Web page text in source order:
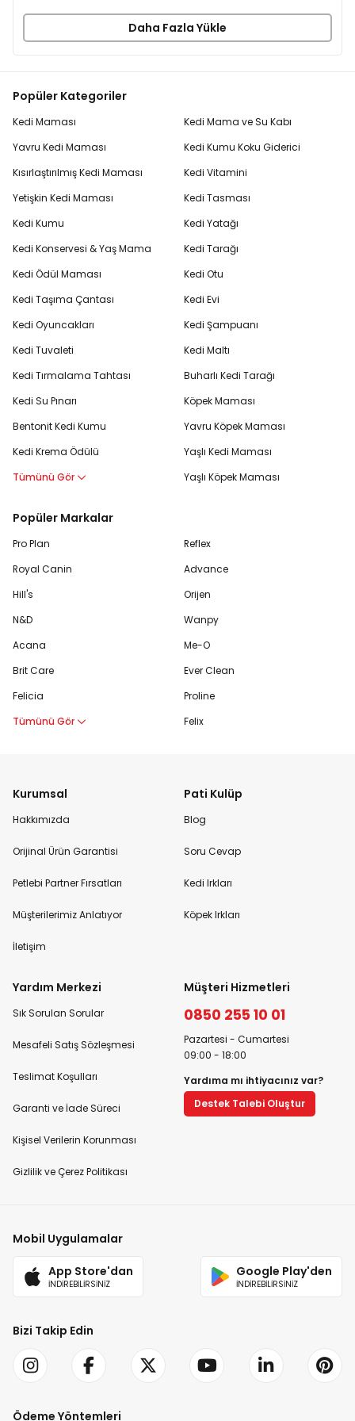
Daha Fazla Yükle
Popüler Kategoriler
Kedi Maması
Yavru Kedi Maması
Kısırlaştırılmış Kedi Maması
Yetişkin Kedi Maması
Kedi Kumu
Kedi Konservesi & Yaş Mama
Kedi Ödül Maması
Kedi Taşıma Çantası
Kedi Oyuncakları
Kedi Tuvaleti
Kedi Tırmalama Tahtası
Kedi Su Pınarı
Bentonit Kedi Kumu
Kedi Krema Ödülü
Tümünü Gör
Kedi Mama ve Su Kabı
Kedi Kumu Koku Giderici
Kedi Vitamini
Kedi Tasması
Kedi Yatağı
Kedi Tarağı
Kedi Otu
Kedi Evi
Kedi Şampuanı
Kedi Maltı
Buharlı Kedi Tarağı
Köpek Maması
Yavru Köpek Maması
Yaşlı Kedi Maması
Yaşlı Köpek Maması
Popüler Markalar
Pro Plan
Royal Canin
Hill's
N&D
Acana
Brit Care
Felicia
Tümünü Gör
Reflex
Advance
Orijen
Wanpy
Me-O
Ever Clean
Proline
Felix
Kurumsal
Hakkımızda
Orijinal Ürün Garantisi
Petlebi Partner Fırsatları
Müşterilerimiz Anlatıyor
İletişim
Pati Kulüp
Blog
Soru Cevap
Kedi Irkları
Köpek Irkları
Yardım Merkezi
Sık Sorulan Sorular
Mesafeli Satış Sözleşmesi
Teslimat Koşulları
Garanti ve İade Süreci
Kişisel Verilerin Korunması
Gizlilik ve Çerez Politikası
Müşteri Hizmetleri
0850 255 10 01
Pazartesi - Cumartesi
09:00 - 18:00
Yardıma mı ihtiyacınız var?
Destek Talebi Oluştur
Mobil Uygulamalar
App Store'dan
İNDİREBİLİRSİNİZ
Google Play'den
İNDİREBİLİRSİNİZ
Bizi Takip Edin
Ödeme Yöntemleri